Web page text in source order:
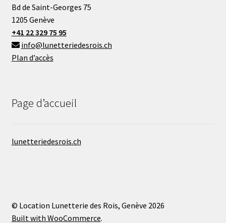
Bd de Saint-Georges 75
1205 Genève
+41 22 329 75 95
info@lunetteriedesrois.ch
Plan d’accès
Page d’accueil
lunetteriedesrois.ch
© Location Lunetterie des Rois, Genève 2026
Built with WooCommerce.